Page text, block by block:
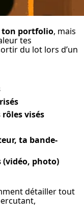
ton portfolio, mais
tes
du lot lors d’un
visés
ta bande-
(vidéo, photo)
détailler tout